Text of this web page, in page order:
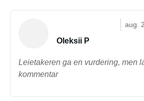
aug.
Oleksii P
Leietakeren ga en vurdering, men
kommentar